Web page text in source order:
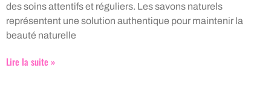
des soins attentifs et réguliers. Les savons naturels
représentent une solution authentique pour maintenir la
beauté naturelle
Lire la suite »